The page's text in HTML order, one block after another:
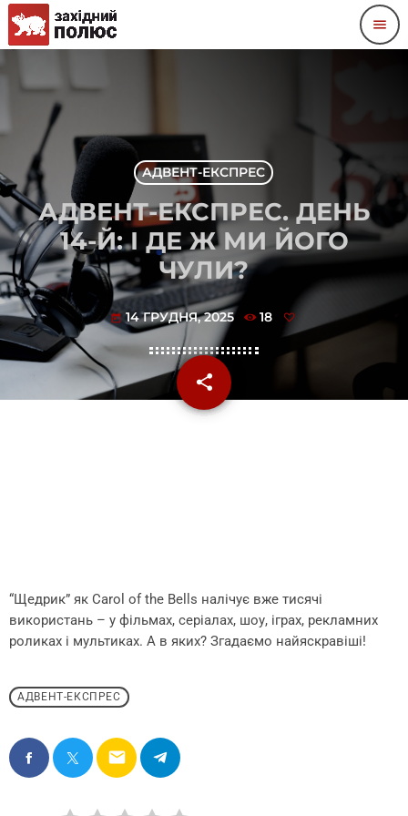
menu
АДВЕНТ-ЕКСПРЕС
АДВЕНТ-ЕКСПРЕС. ДЕНЬ
14-Й: І ДЕ Ж МИ ЙОГО
ЧУЛИ?
today 14 ГРУДНЯ, 2025 18
share
email
“Щедрик” як Carol of the Bells налічує вже тисячі
використань – у фільмах, серіалах, шоу, іграх, рекламних
роликах і мультиках. А в яких? Згадаємо найяскравіші!
АДВЕНТ-ЕКСПРЕС
email